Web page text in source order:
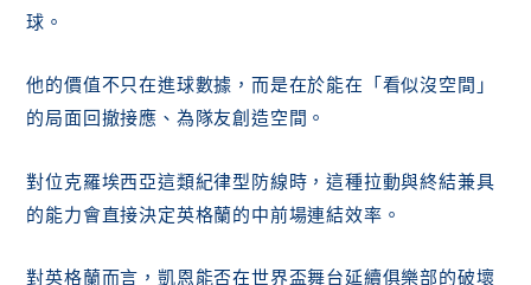
球。
他的價值不只在進球數據，而是在於能在「看似沒空間」
的局面回撤接應、為隊友創造空間。
對位克羅埃西亞這類紀律型防線時，這種拉動與終結兼具
的能力會直接決定英格蘭的中前場連結效率。
對英格蘭而言，凱恩能否在世界盃舞台延續俱樂部的破壞